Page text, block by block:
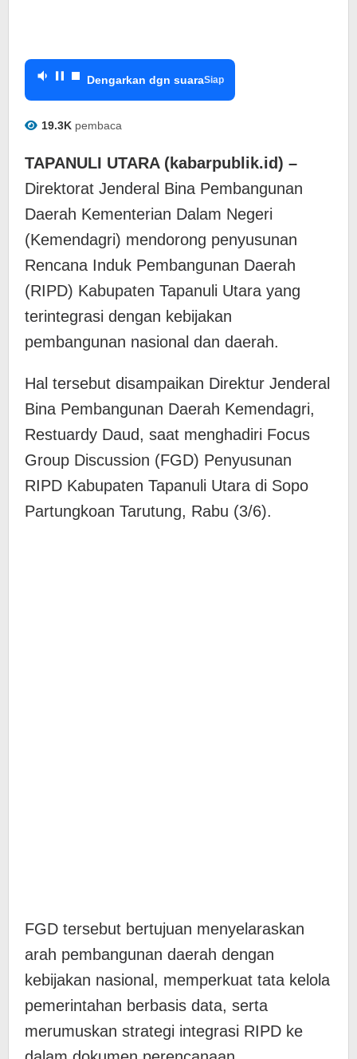
Dengarkan dgn suaraSiap
19.3K pembaca
TAPANULI UTARA (kabarpublik.id) –
Direktorat Jenderal Bina Pembangunan
Daerah Kementerian Dalam Negeri
(Kemendagri) mendorong penyusunan
Rencana Induk Pembangunan Daerah
(RIPD) Kabupaten Tapanuli Utara yang
terintegrasi dengan kebijakan
pembangunan nasional dan daerah.
Hal tersebut disampaikan Direktur Jenderal
Bina Pembangunan Daerah Kemendagri,
Restuardy Daud, saat menghadiri Focus
Group Discussion (FGD) Penyusunan
RIPD Kabupaten Tapanuli Utara di Sopo
Partungkoan Tarutung, Rabu (3/6).
FGD tersebut bertujuan menyelaraskan
arah pembangunan daerah dengan
kebijakan nasional, memperkuat tata kelola
pemerintahan berbasis data, serta
merumuskan strategi integrasi RIPD ke